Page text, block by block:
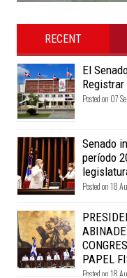
RECENT
El
Posted on 07
Senado
período
Posted on 18
PAPEL
Posted on 18